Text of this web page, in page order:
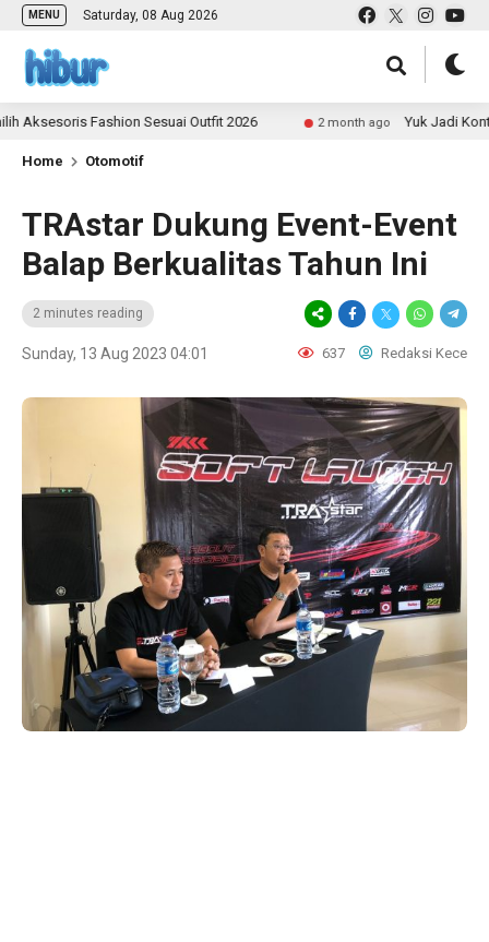
MENU Saturday, 08 Aug 2026
Fashion Sesuai Outfit 2026 2 month ago Yuk Jadi Kontributor
Home Otomotif
TRAstar Dukung Event-Event
Balap Berkualitas Tahun Ini
2 minutes reading
Sunday, 13 Aug 2023 04:01 637 Redaksi Kece